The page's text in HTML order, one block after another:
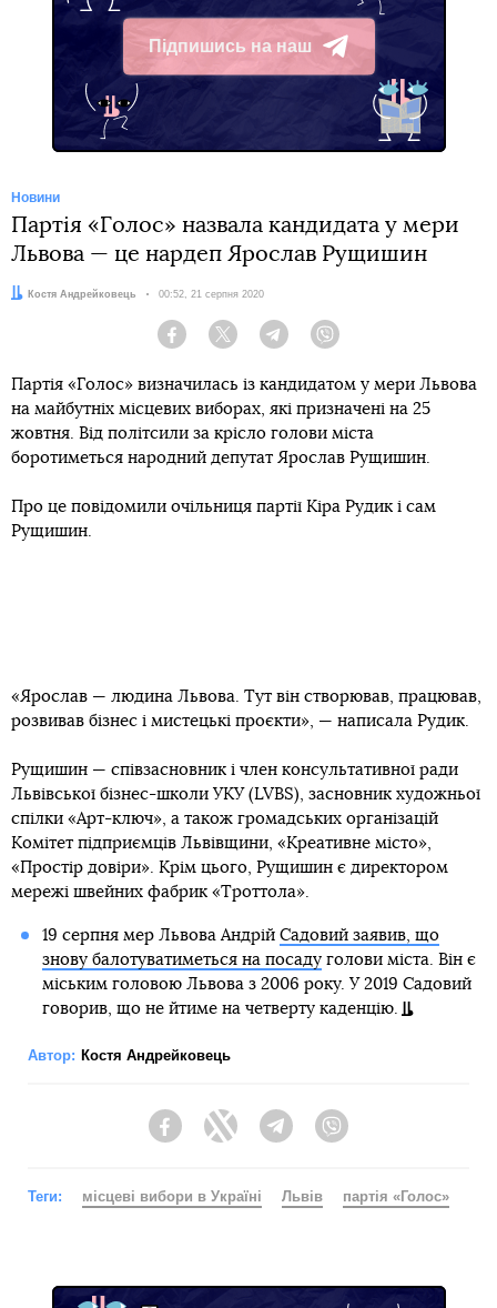
Підпишись на наш
Telegram
Новини
Партія «Голос» назвала кандидата у мери
Львова — це нардеп Ярослав Рущишин
Автор:Костя Андрейковець Дата:
00:52, 21 серпня 2020
Facebook Twitter Telegram
Партія «Голос» визначилась із кандидатом у мери Львова
на майбутніх місцевих виборах, які призначені на 25
жовтня. Від політсили за крісло голови міста
боротиметься народний депутат Ярослав Рущишин.
Про це повідомили очільниця партії Кіра Рудик і сам
Рущишин.
«Ярослав — людина Львова. Тут він створював, працював,
розвивав бізнес і мистецькі проєкти», — написала Рудик.
Рущишин — співзасновник і член консультативної ради
Львівської бізнес-школи УКУ (LVBS), засновник художньої
спілки «Арт-ключ», а також громадських організацій
Комітет підприємців Львівщини, «Креативне місто»,
«Простір довіри». Крім цього, Рущишин є директором
мережі швейних фабрик «Троттола».
19 серпня мер Львова Андрій Садовий заявив, що
знову балотуватиметься на посадуголови міста. Він є
міським головою Львова з 2006 року. У 2019 Садовий
говорив, що не йтиме на четверту каденцію.
Автор: Костя Андрейковець
FacebookTwitter Telegram
Теги: місцеві вибори в Україні Львів партія «Голос»